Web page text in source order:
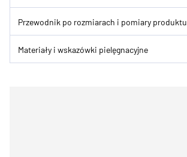
Przewodnik po rozmiarach i pomiary produktu
Materiały i wskazówki pielęgnacyjne